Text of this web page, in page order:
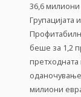
36,6
Групацијата
беше за 1,2
милиони